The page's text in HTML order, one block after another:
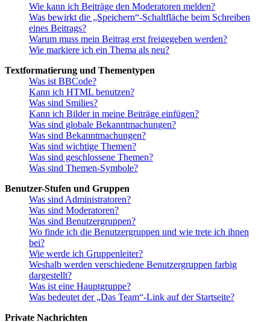
Wie kann ich Beiträge den Moderatoren melden?
Was bewirkt die „Speichern“-Schaltfläche beim Schreiben
eines Beitrags?
Warum muss mein Beitrag erst freigegeben werden?
Wie markiere ich ein Thema als neu?
Textformatierung und Thementypen
Was ist BBCode?
Kann ich HTML benutzen?
Was sind Smilies?
Kann ich Bilder in meine Beiträge einfügen?
Was sind globale Bekanntmachungen?
Was sind Bekanntmachungen?
Was sind wichtige Themen?
Was sind geschlossene Themen?
Was sind Themen-Symbole?
Benutzer-Stufen und Gruppen
Was sind Administratoren?
Was sind Moderatoren?
Was sind Benutzergruppen?
Wo finde ich die Benutzergruppen und wie trete ich ihnen
bei?
Wie werde ich Gruppenleiter?
Weshalb werden verschiedene Benutzergruppen farbig
dargestellt?
Was ist eine Hauptgruppe?
Was bedeutet der „Das Team“-Link auf der Startseite?
Private Nachrichten